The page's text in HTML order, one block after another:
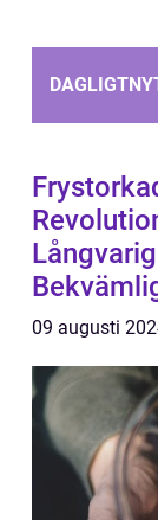
09 augusti